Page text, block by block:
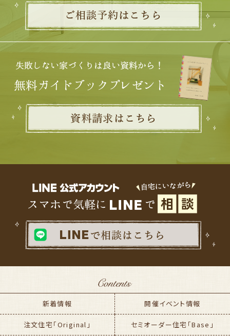
新着情報 開催イベント情報
注文住宅「Original」 セミオーダー住宅「Base」